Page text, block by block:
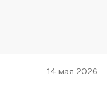
14 мая 2026